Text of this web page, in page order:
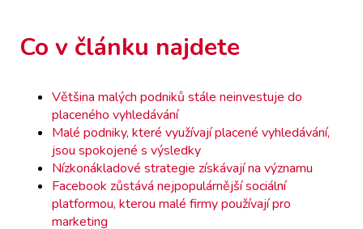
Co v článku najdete
Většina malých podniků stále neinvestuje do
placeného vyhledávání
Malé podniky, které využívají placené vyhledávání,
jsou spokojené s výsledky
Nízkonákladové strategie získávají na významu
Facebook zůstává nejpopulárnější sociální
platformou, kterou malé firmy používají pro
marketing